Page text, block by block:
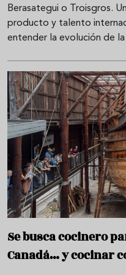
Berasategui o Troisgros.
producto y talento
entender la evolución de
Se busca cocinero
Canadá… y cocinar